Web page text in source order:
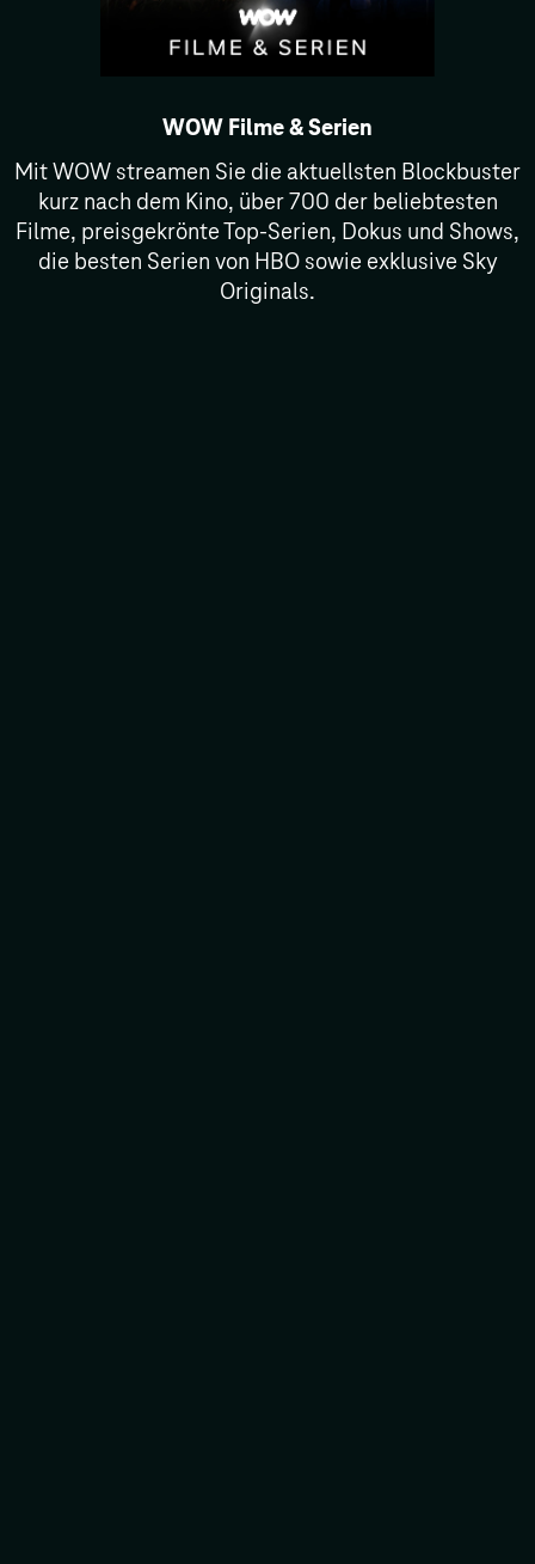
WOW Filme & Serien
Mit WOW streamen Sie die aktuellsten Blockbuster
kurz nach dem Kino, über 700 der beliebtesten
Filme, preisgekrönte Top-Serien, Dokus und Shows,
die besten Serien von HBO sowie exklusive Sky
Originals.